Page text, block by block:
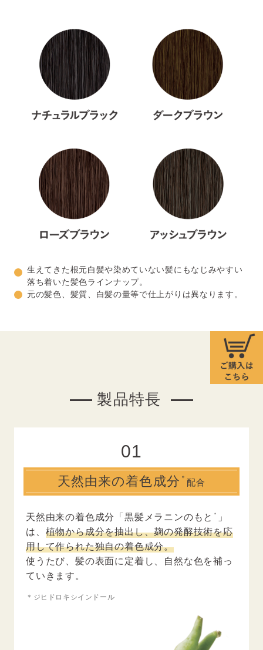
生えてきた根元白髪や染めていない髪にもなじみやすい
落ち着いた髪色ラインナップ。
元の髪色、髪質、白髪の量等で仕上がりは異なります。
製品特長
01
天然由来の着色成分 ＊ 配合
天然由来の着色成分「黒髪メラニンのもと ＊
」
は、 植物から成分を抽出し、麹の発酵技術を応
用して作られた独自の着色成分。
使うたび、髪の表面に定着し、自然な色を補っ
ていきます。
＊ジヒドロキシインドール